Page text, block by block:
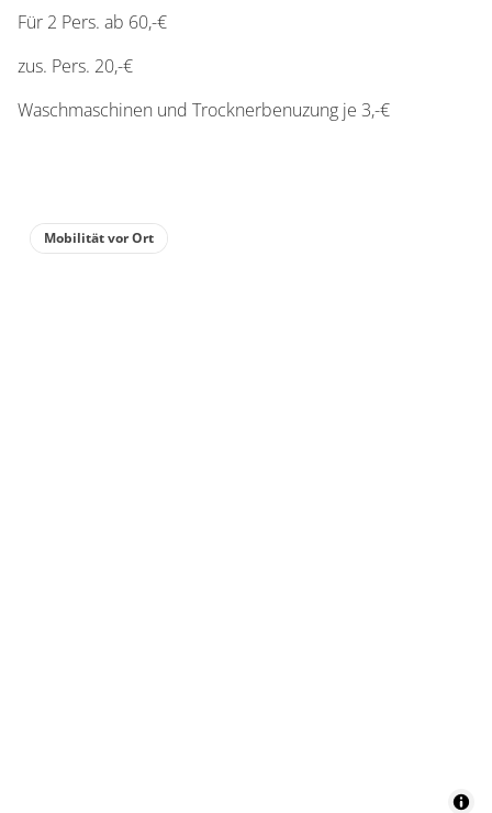
Für 2 Pers. ab 60,-€
zus. Pers. 20,-€
Waschmaschinen und Trocknerbenuzung je 3,-€
Mobilität vor Ort